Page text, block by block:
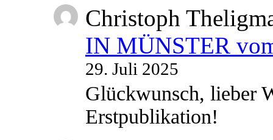
Christoph
IN MÜNSTER
29. Juli 2025
Glückwunsch, lieber
Erstpublikation!